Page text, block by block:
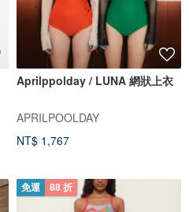
Aprilppolday / LUNA 網狀上衣
APRILPOOLDAY
NT$ 1,767
免運 88 折